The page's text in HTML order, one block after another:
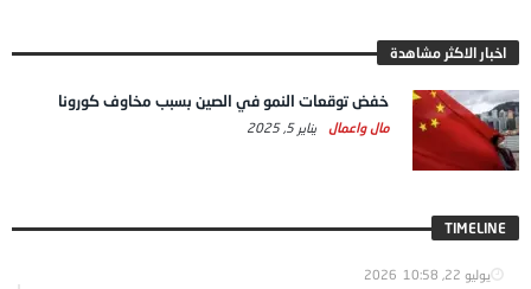
اخبار الاكثر مشاهدة
خفض توقعات النمو في الصين بسبب مخاوف كورونا
مال واعمال يناير 5, 2025
TIMELINE
يوليو 22, 2026 10:58